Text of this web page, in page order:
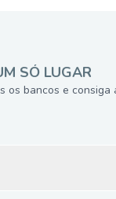
SÓ LUGAR
os bancos e consiga